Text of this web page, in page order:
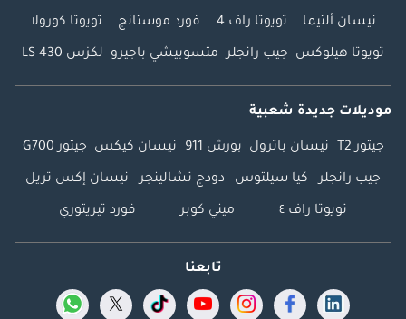
نيسان ألتيما تويوتا راف 4 فورد موستانج تويوتا كورولا
تويوتا هيلوكس جيب رانجلر متسوبيشي باجيرو لكزس LS 430
موديلات جديدة شعبية
جيتور T2 نيسان باترول بورش 911 نيسان كيكس جيتور G700
جيب رانجلر كيا سيلتوس دودج تشالينجر نيسان إكس تريل
تويوتا راف ٤ ميني كوبر فورد تيريتوري
تابعنا